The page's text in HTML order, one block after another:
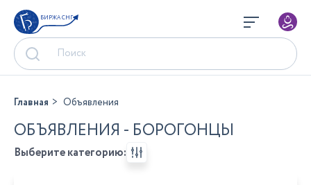
БИРЖА СНГ
Главная Объявления
ОБЪЯВЛЕНИЯ - БОРОГОНЦЫ
Выберите категорию: